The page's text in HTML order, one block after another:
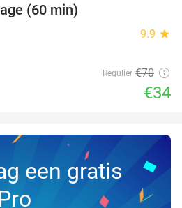
(60 min)
9.9 star
Regulier €70
€34
een gratis